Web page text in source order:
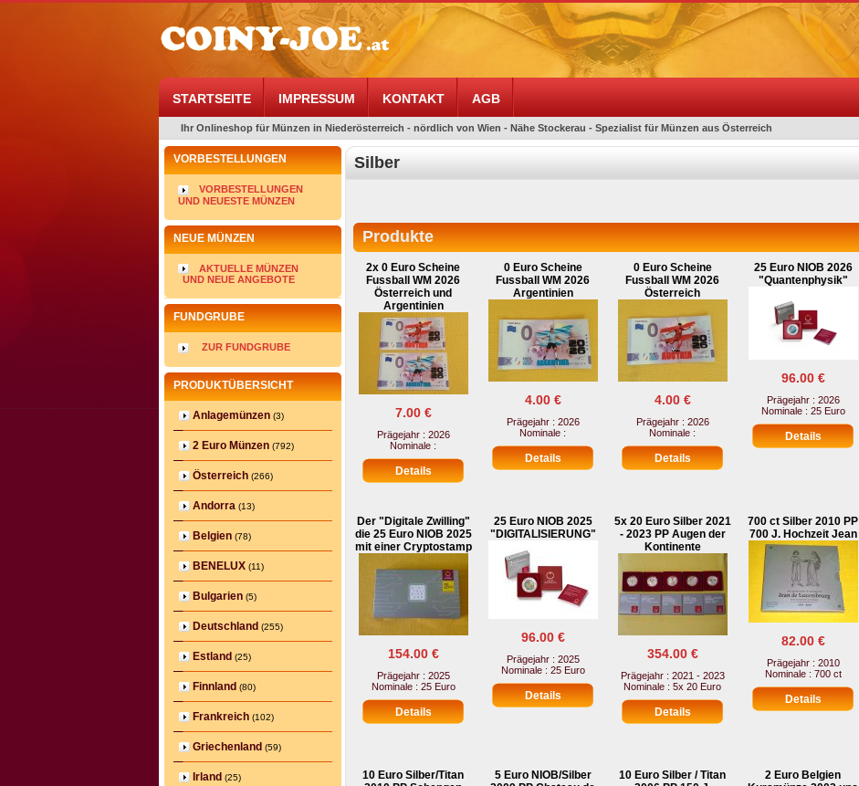
STARTSEITE IMPRESSUM KONTAKT AGB
Ihr Onlineshop für Münzen in Niederösterreich - nördlich von Wien - Nähe Stockerau - Spezialist für Münzen aus Österreich
VORBESTELLUNGEN
VORBESTELLUNGEN
UND NEUESTE MÜNZEN
NEUE MÜNZEN
AKTUELLE MÜNZEN
UND NEUE ANGEBOTE
FUNDGRUBE
ZUR FUNDGRUBE
PRODUKTÜBERSICHT
Anlagemünzen (3)
2 Euro Münzen (792)
Österreich (266)
Andorra (13)
Belgien (78)
BENELUX (11)
Bulgarien (5)
Deutschland (255)
Estland (25)
Finnland (80)
Frankreich (102)
Griechenland (59)
Irland (25)
Silber
Produkte
2x 0 Euro Scheine
Fussball WM 2026
Österreich und
Argentinien
7.00 €
Prägejahr : 2026
Nominale :
0 Euro Scheine
Fussball WM 2026
Argentinien
4.00 €
Prägejahr : 2026
Nominale :
0 Euro Scheine
Fussball WM 2026
Österreich
4.00 €
Prägejahr : 2026
Nominale :
25 Euro NIOB 2026
"Quantenphysik"
96.00 €
Prägejahr : 2026
Nominale : 25 Euro
Der "Digitale Zwilling"
die 25 Euro NIOB 2025
mit einer Cryptostamp
154.00 €
Prägejahr : 2025
Nominale : 25 Euro
25 Euro NIOB 2025
"DIGITALISIERUNG"
96.00 €
Prägejahr : 2025
Nominale : 25 Euro
5x 20 Euro Silber 2021
- 2023 PP Augen der
Kontinente
354.00 €
Prägejahr : 2021 - 2023
Nominale : 5x 20 Euro
700 ct Silber 2010 PP
700 J. Hochzeit Jean
82.00 €
Prägejahr : 2010
Nominale : 700 ct
10 Euro Silber/Titan
5 Euro NIOB/Silber
10 Euro Silber / Titan
2 Euro Belgien